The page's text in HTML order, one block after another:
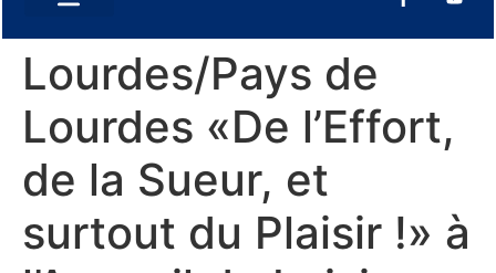
Lourdes/Pays de
Lourdes «De l’Effort,
de la Sueur, et
surtout du Plaisir !» à